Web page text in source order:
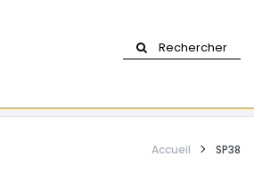
Rechercher
Accueil SP38